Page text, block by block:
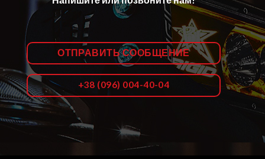
ОТПРАВИТЬ СООБЩЕНИЕ
+38 (096) 004-40-04